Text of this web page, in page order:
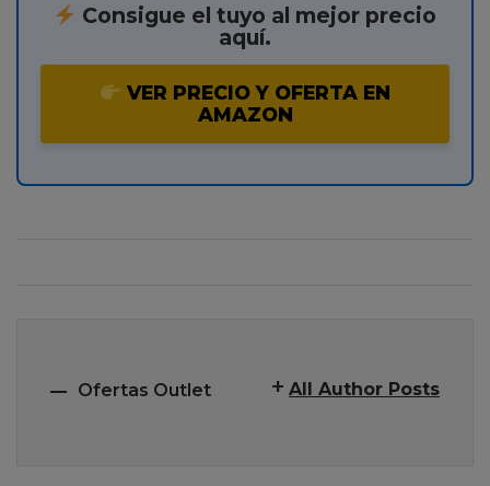
Consigue el tuyo al mejor precio
aquí.
VER PRECIO Y OFERTA EN
AMAZON
Ofertas Outlet All Author Posts